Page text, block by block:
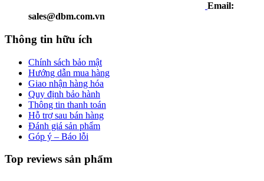
Email:
sales@dbm.com.vn
Thông tin hữu ích
Chính sách bảo mật
Hướng dẫn mua hàng
Giao nhận hàng hóa
Quy định bảo hành
Thông tin thanh toán
Hỗ trợ sau bán hàng
Đánh giá sản phẩm
Góp ý – Báo lỗi
Top reviews sản phẩm